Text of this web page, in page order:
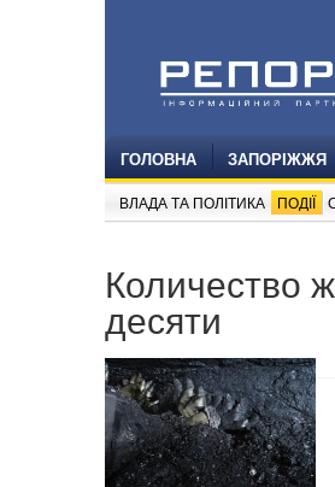
ГОЛОВНА ЗАПОРІЖЖЯ
ВЛАДА ТА ПОЛІТИКА ПОДІЇ
Количество
десяти